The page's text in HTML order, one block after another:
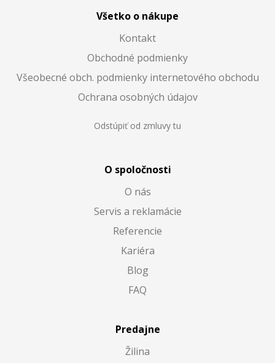
Všetko o nákupe
Kontakt
Obchodné podmienky
Všeobecné obch. podmienky internetového obchodu
Ochrana osobných údajov
Odstúpiť od zmluvy tu
O spoločnosti
O nás
Servis a reklamácie
Referencie
Kariéra
Blog
FAQ
Predajne
Žilina